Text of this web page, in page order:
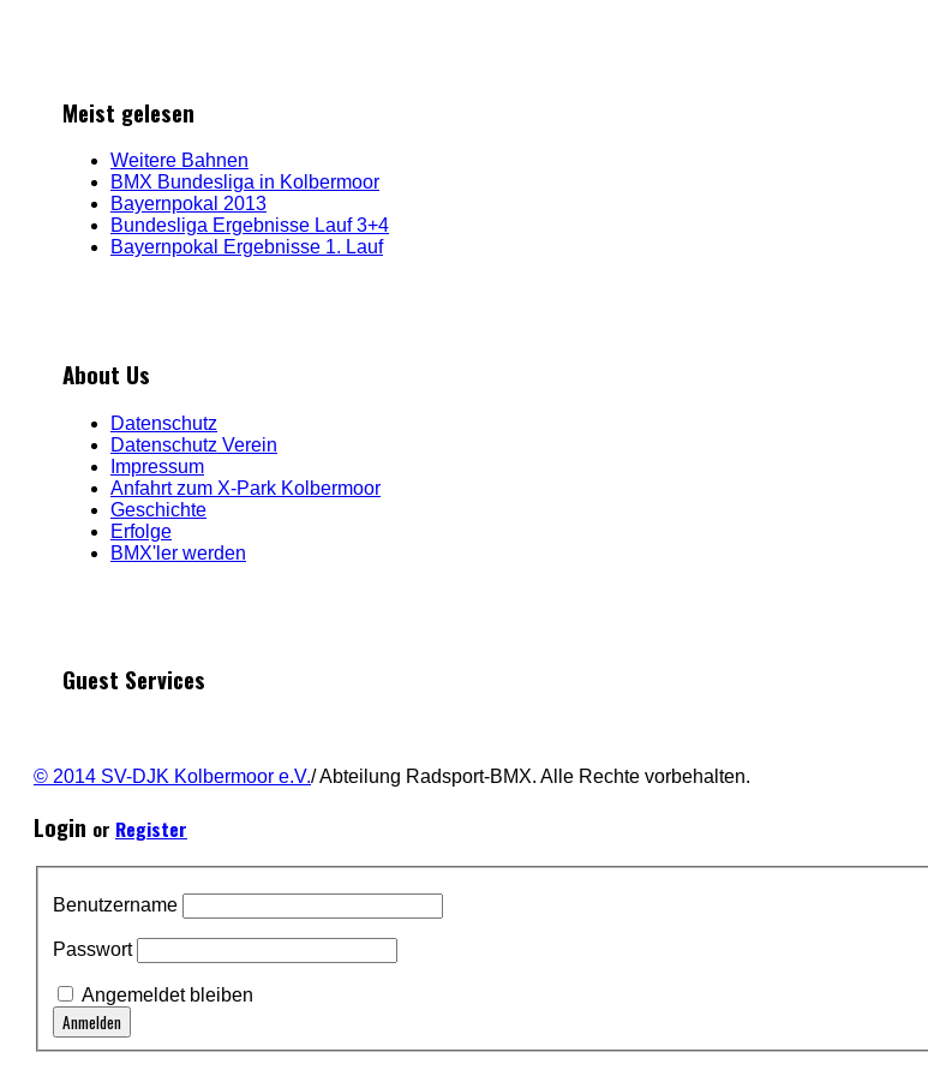
Meist gelesen
Weitere Bahnen
BMX Bundesliga in Kolbermoor
Bayernpokal 2013
Bundesliga Ergebnisse Lauf 3+4
Bayernpokal Ergebnisse 1. Lauf
About Us
Datenschutz
Datenschutz Verein
Impressum
Anfahrt zum X-Park Kolbermoor
Geschichte
Erfolge
BMX'ler werden
Guest Services
© 2014 SV-DJK Kolbermoor e.V./ Abteilung Radsport-BMX. Alle Rechte vorbehalten.
Login or Register
Benutzername
Passwort
Angemeldet bleiben